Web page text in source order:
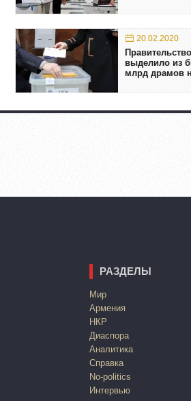
20.02.2020
выделило из
млрд драмов
РАЗДЕЛЫ
Mир
Армения
НКР
Диаспора
Аналитика
Справка
No-politics
Интервью